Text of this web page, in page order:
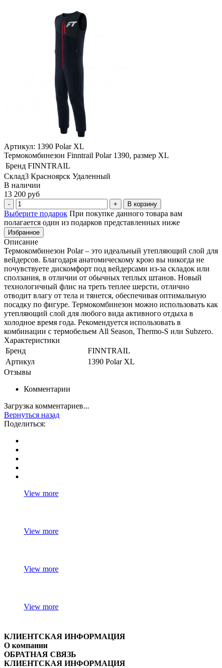
Артикул: 1390 Polar XL
Термокомбинезон Finntrail Polar 1390, размер XL
Бренд FINNTRAIL
Склад3 Красноярск Удаленный
В наличии
13 200 руб
В корзину
Выберите подарок При покупке данного товара вам
полагается один из подарков представленных ниже
Избранное
Описание
Термокомбинезон Polar – это идеальный утепляющий слой для
вейдерсов. Благодаря анатомическому крою вы никогда не
почувствуете дискомфорт под вейдерсами из-за складок или
сползания, в отличии от обычных теплых штанов. Новый
технологичный флис на треть теплее шерсти, отлично
отводит влагу от тела и тянется, обеспечивая оптимальную
посадку по фигуре. Термокомбинезон можно использовать как
утепляющий слой для любого вида активного отдыха в
холодное время года. Рекомендуется использовать в
комбинации с термобельем All Season, Thermo-S или Subzero.
Характеристики
Бренд
FINNTRAIL
Артикул
1390 Polar XL
Отзывы
Комментарии
Загрузка комментариев...
Вернуться назад
Поделиться:
View more
View more
View more
View more
КЛИЕНТСКАЯ ИНФОРМАЦИЯ
О компании
ОБРАТНАЯ СВЯЗЬ
КЛИЕНТСКАЯ ИНФОРМАЦИЯ